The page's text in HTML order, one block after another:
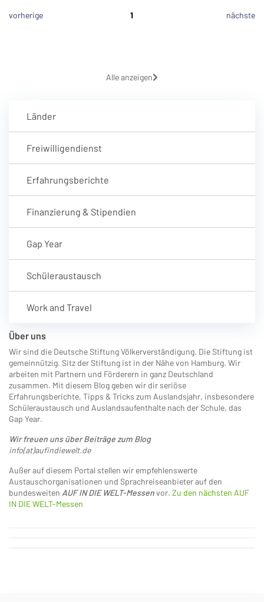
vorherige 1 nächste
Alle anzeigen
Länder
Freiwilligendienst
Erfahrungsberichte
Finanzierung & Stipendien
Gap Year
Schüleraustausch
Work and Travel
Über uns
Wir sind die Deutsche Stiftung Völkerverständigung. Die Stiftung ist
gemeinnützig. Sitz der Stiftung ist in der Nähe von Hamburg. Wir
arbeiten mit Partnern und Förderern in ganz Deutschland
zusammen. Mit diesem Blog geben wir dir seriöse
Erfahrungsberichte, Tipps & Tricks zum Auslandsjahr, insbesondere
Schüleraustausch und Auslandsaufenthalte nach der Schule, das
Gap Year.
Wir freuen uns über Beiträge zum Blog
info(at)aufindiewelt.de
Außer auf diesem Portal stellen wir empfehlenswerte
Austauschorganisationen und Sprachreiseanbieter auf den
bundesweiten AUF IN DIE WELT-Messenvor. Zu den nächsten AUF
IN DIE WELT-Messen